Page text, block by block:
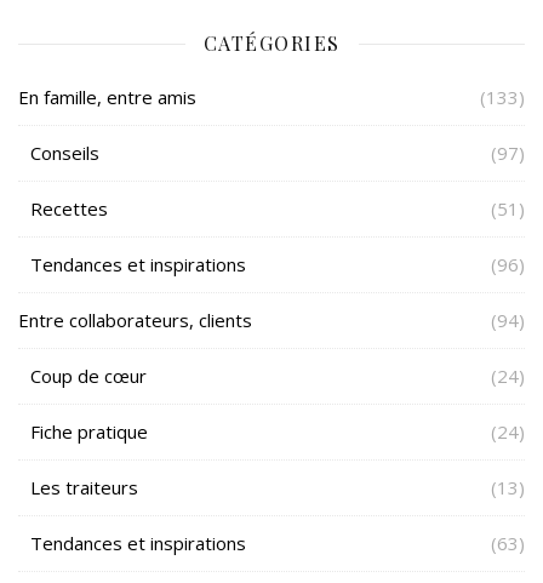
CATÉGORIES
En famille, entre amis (133)
Conseils (97)
Recettes (51)
Tendances et inspirations (96)
Entre collaborateurs, clients (94)
Coup de cœur (24)
Fiche pratique (24)
Les traiteurs (13)
Tendances et inspirations (63)